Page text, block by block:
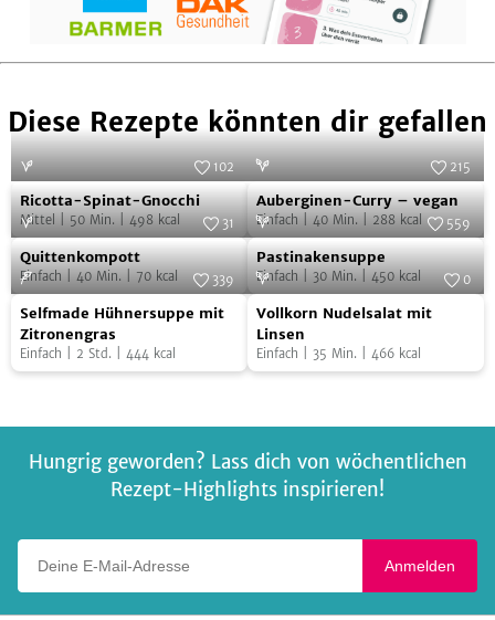
Diese Rezepte könnten dir gefallen
Ricotta-
Spinat-
Gnocchi
Foto:
Eising Studio Food Photo &
Video
102
Ricotta-Spinat-Gnocchi
Mittel 50 Min. 498 kcal
Auberginen-
Curry
–
vegan
215
Auberginen-Curry – vegan
Einfach 40 Min. 288 kcal
Quittenkompott SevenCooks
31
Quittenkompott
Einfach 40 Min. 70 kcal
Pastinakensuppe
559
Pastinakensuppe
Einfach 30 Min. 450 kcal
Selfmade
Hühnersuppe
mit
SevenCooks
339
Selfmade Hühnersuppe mit
Zitronengras
Einfach 2 Std. 444 kcal
Vollkorn
Nudelsalat
mit
Foto: SevenCooks
0
Vollkorn Nudelsalat mit
Linsen
Einfach 35 Min. 466 kcal
Hungrig geworden? Lass dich von wöchentlichen
Rezept-Highlights inspirieren!
Anmelden